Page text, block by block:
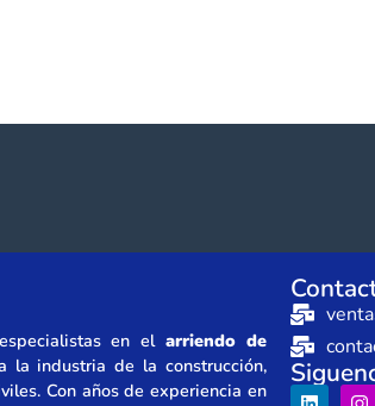
en elarriendo de
la industria de la construcción,
Con años de experiencia en